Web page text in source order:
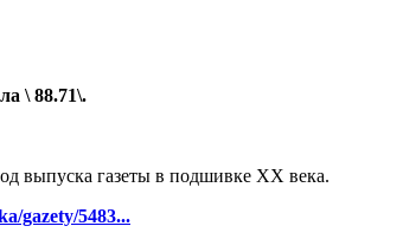
\ 88.71\.
выпуска газеты в подшивке ХХ века.
gazety/5483...